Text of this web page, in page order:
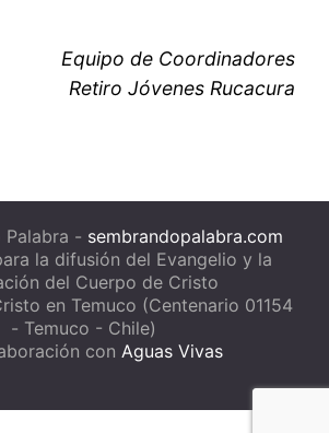
Equipo de Coordinadores
Retiro Jóvenes Rucacura
- sembrandopalabra.com
la difusión del Evangelio y la
del Cuerpo de Cristo
en Temuco (Centenario 01154
- Temuco - Chile)
con Aguas Vivas